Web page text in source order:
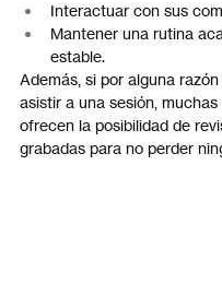
Interactuar con sus
Mantener una rutina
estable.
Además, si por alguna
asistir a una sesión,
ofrecen la posibilidad de
grabadas para no perder